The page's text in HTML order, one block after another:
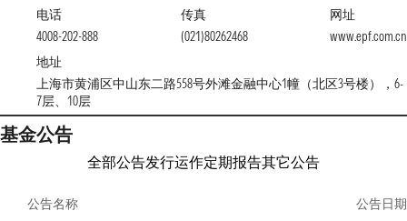
电话
4008-202-888
传真
(021)80262468
网址
www.epf.com.cn
地址
上海市黄浦区中山东二路558号外滩金融中心1幢（北区3号楼），6-
7层、10层
基金公告
全部公告发行运作定期报告其它公告
公告名称 公告日期